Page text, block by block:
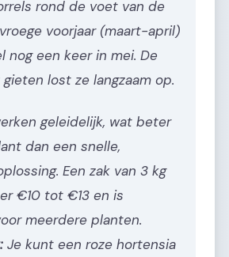
rond de voet van de
voorjaar (maart-april)
nog een keer in mei. De
lost ze langzaam op.
geleidelijk, wat beter
dan een snelle,
Een zak van 3 kg
€10 tot €13 en is
meerdere planten.
Je kunt een roze hortensia